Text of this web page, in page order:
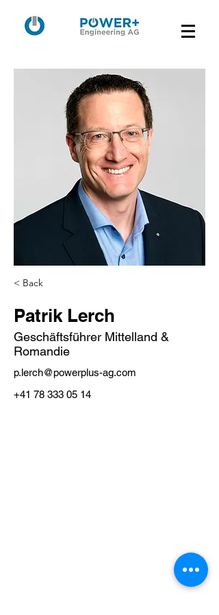
< Back
Patrik Lerch
Geschäftsführer Mittelland &
Romandie
p.lerch@powerplus-ag.com
+41 78 333 05 14